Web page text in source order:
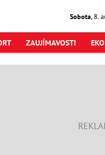
Sobota, 8.
ZAUJÍMAVOSTI